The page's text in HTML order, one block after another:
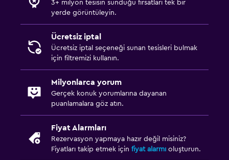
3+ milyon tesisin sunduğu fırsatları tek bir
yerde görüntüleyin.
Ücretsiz iptal
Ücretsiz iptal seçeneği sunan tesisleri bulmak
için filtremizi kullanın.
Milyonlarca yorum
Gerçek konuk yorumlarına dayanan
puanlamalara göz atın.
Fiyat Alarmları
Rezervasyon yapmaya hazır değil misiniz?
Fiyatları takip etmek için fiyat alarmı oluşturun.